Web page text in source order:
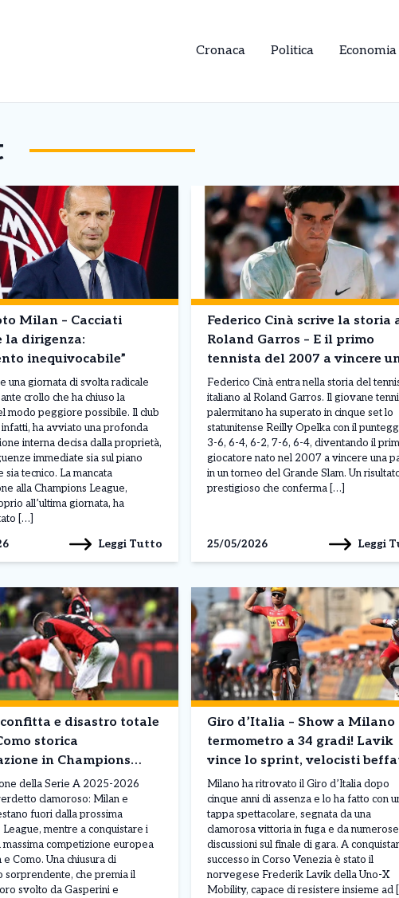
Cronaca Politica Economia
– Cacciati
la dirigenza:
inequivocabile”
una giornata di svolta radicale
crollo che ha chiuso la
modo peggiore possibile. Il club
ha avviato una profonda
interna decisa dalla proprietà,
immediate sia sul piano
sia tecnico. La mancata
alla Champions League,
all’ultima giornata, ha
[…]
Leggi Tutto
Federico Cinà scrive la storia
Roland Garros – E il primo
tennista del 2007 a vincere
partita negli Slam. Meglio di
solo Sinner
Federico Cinà entra nella storia del
italiano al Roland Garros. Il giovane
palermitano ha superato in cinque set lo
statunitense Reilly Opelka con il
3-6, 6-4, 6-2, 7-6, 6-4, diventando il
giocatore nato nel 2007 a vincere una
in un torneo del Grande Slam. Un
prestigioso che conferma […]
25/05/2026 Leggi
e disastro totale
storica
in Champions
della Serie A 2025-2026
clamoroso: Milan e
fuori dalla prossima
League, mentre a conquistare i
massima competizione europea
e Como. Una chiusura di
sorprendente, che premia il
svolto da Gasperini e
Giro d’Italia – Show a Milano
termometro a 34 gradi! Lavik
vince lo sprint, velocisti
non mancano le polemiche..
Milano ha ritrovato il Giro d’Italia dopo
cinque anni di assenza e lo ha fatto con
tappa spettacolare, segnata da una
clamorosa vittoria in fuga e da numerose
discussioni sul finale di gara. A
successo in Corso Venezia è stato il
norvegese Frederik Lavik della Uno-X
Mobility, capace di resistere insieme ad